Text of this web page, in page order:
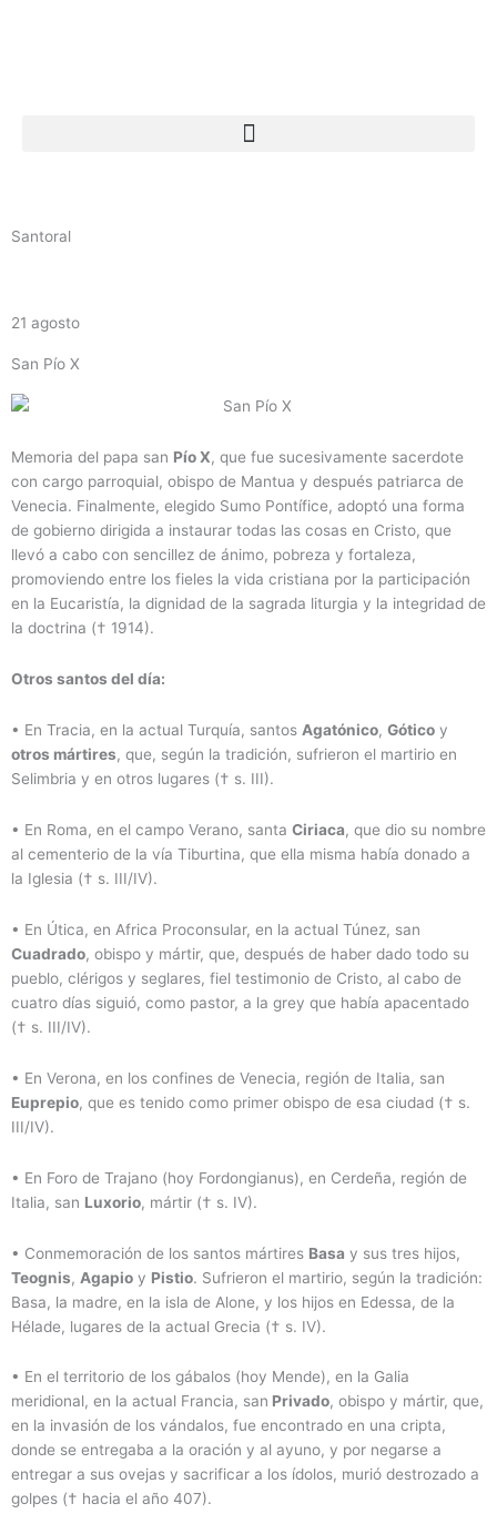
Santoral
21 agosto
San Pío X
Memoria del papa san Pío X, que fue sucesivamente sacerdote
con cargo parroquial, obispo de Mantua y después patriarca de
Venecia. Finalmente, elegido Sumo Pontífice, adoptó una forma
de gobierno dirigida a instaurar todas las cosas en Cristo, que
llevó a cabo con sencillez de ánimo, pobreza y fortaleza,
promoviendo entre los fieles la vida cristiana por la participación
en la Eucaristía, la dignidad de la sagrada liturgia y la integridad de
la doctrina († 1914).
Otros santos del día:
• En Tracia, en la actual Turquía, santos Agatónico, Gótico y
otros mártires, que, según la tradición, sufrieron el martirio en
Selimbria y en otros lugares († s. III).
• En Roma, en el campo Verano, santa Ciriaca, que dio su nombre
al cementerio de la vía Tiburtina, que ella misma había donado a
la Iglesia († s. III/IV).
• En Útica, en Africa Proconsular, en la actual Túnez, san
Cuadrado, obispo y mártir, que, después de haber dado todo su
pueblo, clérigos y seglares, fiel testimonio de Cristo, al cabo de
cuatro días siguió, como pastor, a la grey que había apacentado
(† s. III/IV).
• En Verona, en los confines de Venecia, región de Italia, san
Euprepio, que es tenido como primer obispo de esa ciudad († s.
III/IV).
• En Foro de Trajano (hoy Fordongianus), en Cerdeña, región de
Italia, san Luxorio, mártir († s. IV).
• Conmemoración de los santos mártires Basa y sus tres hijos,
Teognis, Agapio y Pistio. Sufrieron el martirio, según la tradición:
Basa, la madre, en la isla de Alone, y los hijos en Edessa, de la
Hélade, lugares de la actual Grecia († s. IV).
• En el territorio de los gábalos (hoy Mende), en la Galia
meridional, en la actual Francia, san Privado, obispo y mártir, que,
en la invasión de los vándalos, fue encontrado en una cripta,
donde se entregaba a la oración y al ayuno, y por negarse a
entregar a sus ovejas y sacrificar a los ídolos, murió destrozado a
golpes († hacia el año 407).